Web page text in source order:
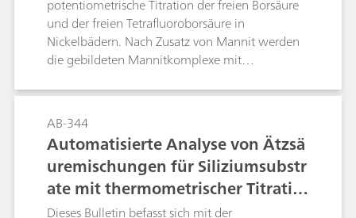
potentiometrische Titration der freien Borsäure
und der freien Tetrafluoroborsäure in
Nickelbädern. Nach Zusatz von Mannit werden
die gebildeten Mannitkomplexe mit
dabei direkt in der Badprobe; Nickel- und
andere Metallionen stören nicht.
AB-344
Automatisierte Analyse von Ätzsä
uremischungen für Siliziumsubstr
ate mit thermometrischer Titratio
n
Dieses Bulletin befasst sich mit der